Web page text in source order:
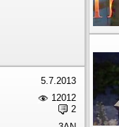
5.7.2013
12012
2